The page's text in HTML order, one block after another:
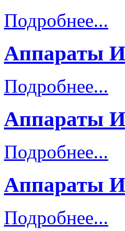
Подробнее...
Аппараты
Подробнее...
Аппараты
Подробнее...
Аппараты
Подробнее...